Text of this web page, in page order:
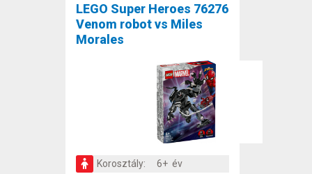
LEGO Super Heroes 76276
Venom robot vs Miles
Morales
Korosztály: 6+ év